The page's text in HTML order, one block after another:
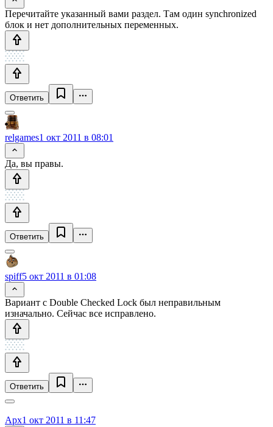
Перечитайте указанный вами раздел. Там один synchronized
блок и нет дополнительных переменных.
Ответить
relgames1 окт 2011 в 08:01
Да, вы правы.
Ответить
spiff5 окт 2011 в 01:08
Вариант с Double Checked Lock был неправильным
изначально. Сейчас все исправлено.
Ответить
Apx1 окт 2011 в 11:47